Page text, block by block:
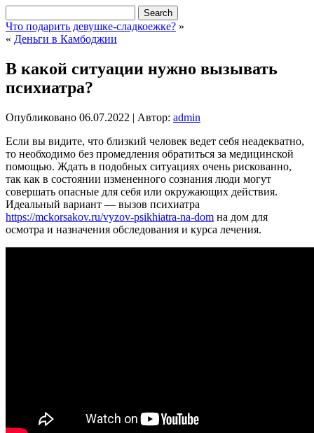
Что подарить девушке-сладкоежке? »
« Деньги в Камбоджии
В какой ситуации нужно вызывать
психиатра?
Опубликовано 06.07.2022 | Автор: admin
Если вы видите, что близкий человек ведет себя неадекватно,
то необходимо без промедления обратиться за медицинской
помощью. Ждать в подобных ситуациях очень рискованно,
так как в состоянии измененного сознания люди могут
совершать опасные для себя или окружающих действия.
Идеальный вариант — вызов психиатра
https://mckorsakov.ru/vyzov-psikhiatra-na-dom на дом для
осмотра и назначения обследования и курса лечения.